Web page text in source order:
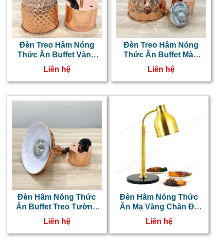
Đèn Treo Hâm Nóng
Thức Ăn Buffet Vàng
Đồng Ø17cm
NT0303052
Liên hệ
Đèn Treo Hâm Nóng
Thức Ăn Buffet Màu
Đồng 25cm NT0303051
Liên hệ
Đèn Hâm Nóng Thức
Ăn Buffet Treo Tường
30cm NT0303050
Liên hệ
Đèn Hâm Nóng Thức
Ăn Mạ Vàng Chân Đá
NT0303049
Liên hệ